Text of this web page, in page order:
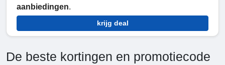
aanbiedingen.
krijg deal
De beste kortingen en promotiecode